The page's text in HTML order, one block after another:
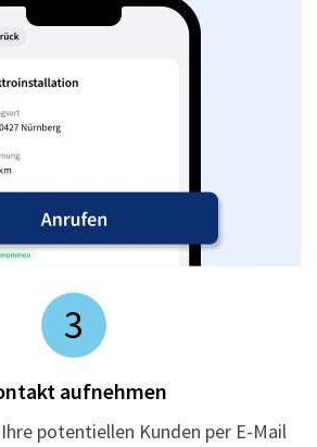
3
aufnehmen
potentiellen Kunden per E-Mail